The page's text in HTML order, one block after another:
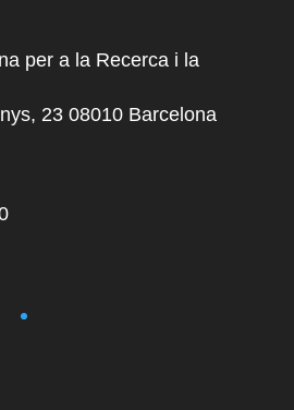
per a la Recerca i la
23 08010 Barcelona